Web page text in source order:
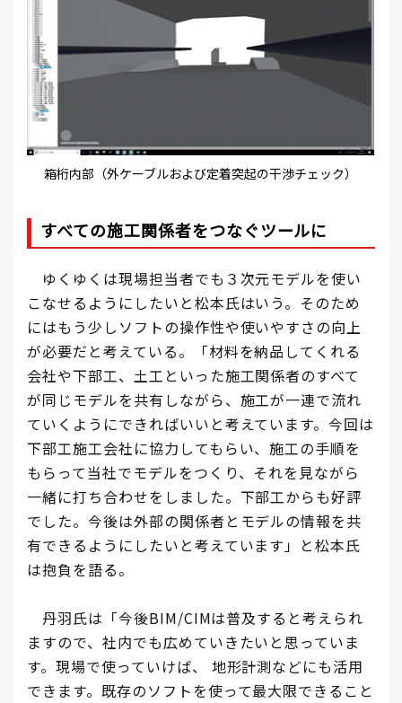
箱桁内部（外ケーブルおよび定着突起の干渉チェック）
すべての施工関係者をつなぐツールに
ゆくゆくは現場担当者でも３次元モデルを使い
こなせるようにしたいと松本氏はいう。そのため
にはもう少しソフトの操作性や使いやすさの向上
が必要だと考えている。「材料を納品してくれる
会社や下部工、土工といった施工関係者のすべて
が同じモデルを共有しながら、施工が一連で流れ
ていくようにできればいいと考えています。今回は
下部工施工会社に協力してもらい、施工の手順を
もらって当社でモデルをつくり、それを見ながら
一緒に打ち合わせをしました。下部工からも好評
でした。今後は外部の関係者とモデルの情報を共
有できるようにしたいと考えています」と松本氏
は抱負を語る。
丹羽氏は「今後BIM/CIMは普及すると考えられ
ますので、社内でも広めていきたいと思っていま
す。現場で使っていけば、 地形計測などにも活用
できます。既存のソフトを使って最大限できること